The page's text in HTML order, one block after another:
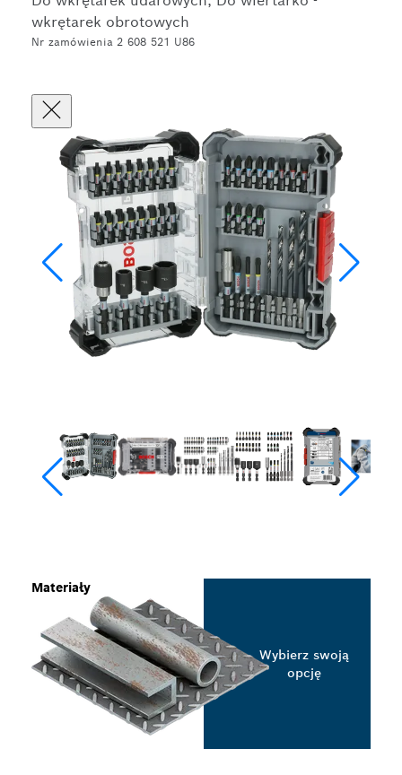
wkrętarek obrotowych
Nr zamówienia 2 608 521 U86
Materiały
Wybierz swoją
opcję